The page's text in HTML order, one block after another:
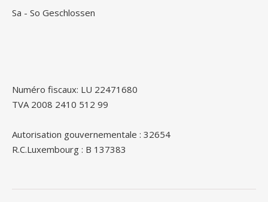
Sa - So Geschlossen
Numéro fiscaux: LU 22471680
TVA 2008 2410 512 99
Autorisation gouvernementale : 32654
R.C.Luxembourg : B 137383